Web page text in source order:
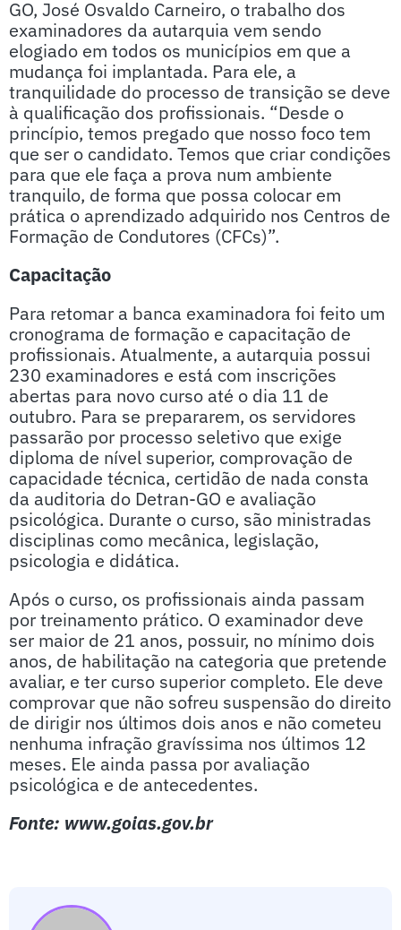
GO, José Osvaldo Carneiro, o trabalho dos
examinadores da autarquia vem sendo
elogiado em todos os municípios em que a
mudança foi implantada. Para ele, a
tranquilidade do processo de transição se deve
à qualificação dos profissionais. “Desde o
princípio, temos pregado que nosso foco tem
que ser o candidato. Temos que criar condições
para que ele faça a prova num ambiente
tranquilo, de forma que possa colocar em
prática o aprendizado adquirido nos Centros de
Formação de Condutores (CFCs)”.
Capacitação
Para retomar a banca examinadora foi feito um
cronograma de formação e capacitação de
profissionais. Atualmente, a autarquia possui
230 examinadores e está com inscrições
abertas para novo curso até o dia 11 de
outubro. Para se prepararem, os servidores
passarão por processo seletivo que exige
diploma de nível superior, comprovação de
capacidade técnica, certidão de nada consta
da auditoria do Detran-GO e avaliação
psicológica. Durante o curso, são ministradas
disciplinas como mecânica, legislação,
psicologia e didática.
Após o curso, os profissionais ainda passam
por treinamento prático. O examinador deve
ser maior de 21 anos, possuir, no mínimo dois
anos, de habilitação na categoria que pretende
avaliar, e ter curso superior completo. Ele deve
comprovar que não sofreu suspensão do direito
de dirigir nos últimos dois anos e não cometeu
nenhuma infração gravíssima nos últimos 12
meses. Ele ainda passa por avaliação
psicológica e de antecedentes.
Fonte: www.goias.gov.br